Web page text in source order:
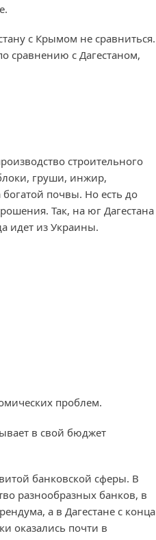
с Крымом не сравниться.
сравнению с Дагестаном,
строительного
груши, инжир,
почвы. Но есть до
Так, на юг Дагестана
идет из Украины.
проблем.
в свой бюджет
банковской сферы. В
разнообразных банков, в
а в Дагестане с конца
оказались почти в